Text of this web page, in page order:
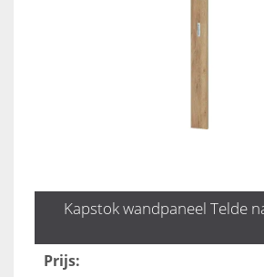
Kapstok wandpaneel Telde
Prijs: